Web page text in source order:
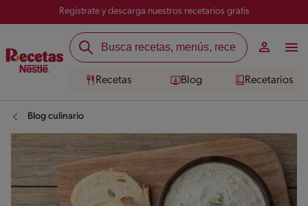
Registrate y descarga nuestros recetarios gratis
Recetas Blog Recetarios
Blog culinario